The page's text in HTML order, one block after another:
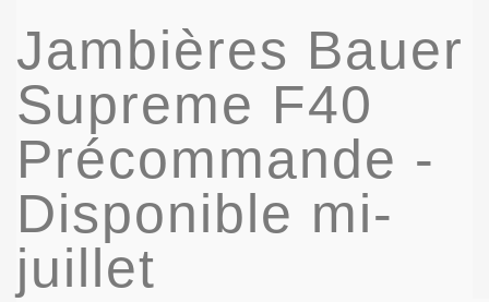
Jambières Bauer
Supreme F40
Précommande -
Disponible mi-
juillet